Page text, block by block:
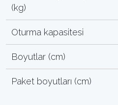
(kg)
Oturma kapasitesi
Boyutlar (cm)
Paket boyutları (cm)